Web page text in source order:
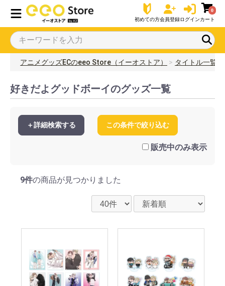
初めての方会員登録ログイン
0
カート
アニメグッズECのeeo Store（イーオストア） タイトル一覧
好きだよグッドボーイのグッズ一覧
＋詳細検索する この条件で絞り込む
販売中のみ表示
9件の商品が見つかりました